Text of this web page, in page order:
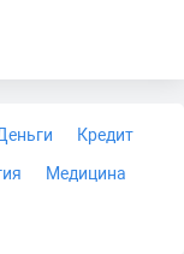
Кредит
Медицина